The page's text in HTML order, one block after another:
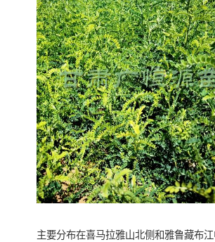
主要分布在喜马拉雅山北侧和雅鲁藏布